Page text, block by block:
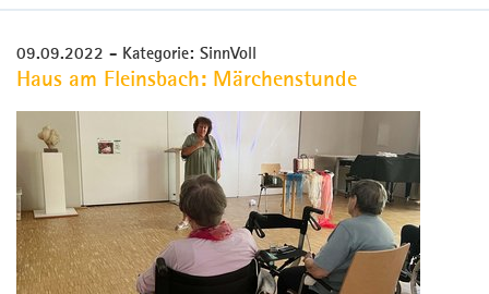
09.09.2022 - Kategorie: SinnVoll
Haus am Fleinsbach: Märchenstunde